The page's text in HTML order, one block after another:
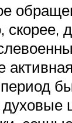
скорее,